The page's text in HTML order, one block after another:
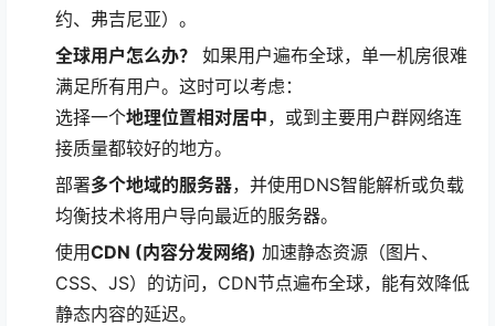
约、弗吉尼亚）。
全球用户怎么办？
如果用户遍布全球，单一机房很难
满足所有用户。这时可以考虑：
选择一个地理位置相对居中，或到主要用户群网络连
接质量都较好的地方。
部署多个地域的服务器，并使用DNS智能解析或负载
均衡技术将用户导向最近的服务器。
使用CDN (内容分发网络) 加速静态资源（图片、
CSS、JS）的访问，CDN节点遍布全球，能有效降低
静态内容的延迟。